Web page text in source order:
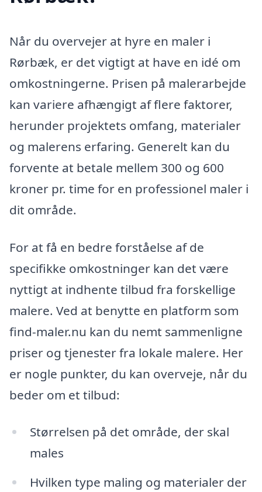
Når du overvejer at hyre en maler i
Rørbæk, er det vigtigt at have en idé om
omkostningerne. Prisen på malerarbejde
kan variere afhængigt af flere faktorer,
herunder projektets omfang, materialer
og malerens erfaring. Generelt kan du
forvente at betale mellem 300 og 600
kroner pr. time for en professionel maler i
dit område.
For at få en bedre forståelse af de
specifikke omkostninger kan det være
nyttigt at indhente tilbud fra forskellige
malere. Ved at benytte en platform som
find-maler.nu kan du nemt sammenligne
priser og tjenester fra lokale malere. Her
er nogle punkter, du kan overveje, når du
beder om et tilbud:
Størrelsen på det område, der skal
males
Hvilken type maling og materialer der